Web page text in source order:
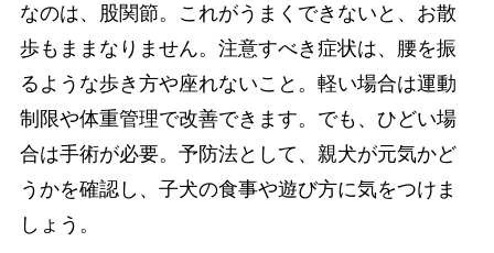
なのは、股関節。これがうまくできないと、お散
歩もままなりません。注意すべき症状は、腰を振
るような歩き方や座れないこと。軽い場合は運動
制限や体重管理で改善できます。でも、ひどい場
合は手術が必要。予防法として、親犬が元気かど
うかを確認し、子犬の食事や遊び方に気をつけま
しょう。